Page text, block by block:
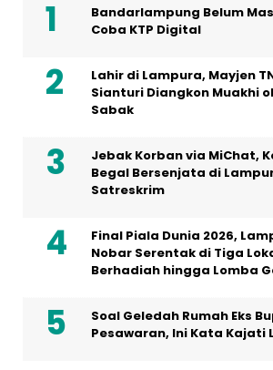
Bandarlampung Belum
Coba KTP Digital
Lahir di Lampura, Mayjen
Sianturi Diangkon Muakhi
Sabak
Jebak Korban via MiChat,
Begal Bersenjata di
Satreskrim
Final Piala Dunia 2026,
Nobar Serentak di Tiga
Berhadiah hingga Lomba
Soal Geledah Rumah Eks
Pesawaran, Ini Kata Kajati